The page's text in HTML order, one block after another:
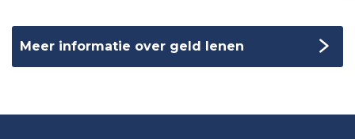
Meer informatie over geld lenen